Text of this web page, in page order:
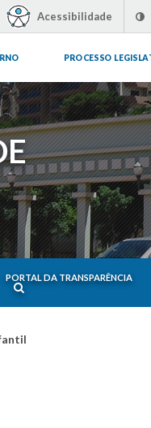
Acessibilidade
PROCESSO
PORTAL DA TRANSPARÊNCIA